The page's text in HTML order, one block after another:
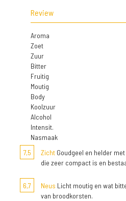
Review
Aroma
Zoet
Zuur
Bitter
Fruitig
Moutig
Body
Koolzuur
Alcohol
Intensit.
Nasmaak
7,5
Zicht Goudgeel en helder
die zeer compact is en
6,7 Neus Licht moutig en wat
van broodkorsten.